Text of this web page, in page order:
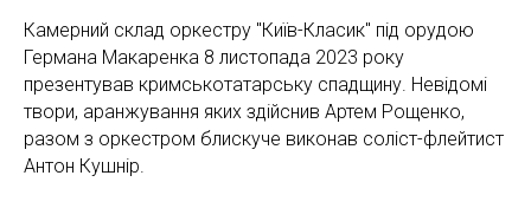
Камерний склад оркестру "Київ-Класик" під орудою
Германа Макаренка 8 листопада 2023 року
презентував кримськотатарську спадщину. Невідомі
твори, аранжування яких здійснив Артем Рощенко,
разом з оркестром блискуче виконав соліст-флейтист
Антон Кушнір.